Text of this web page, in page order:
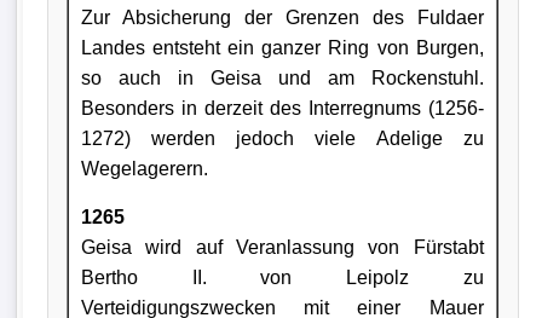
Zur Absicherung der Grenzen des Fuldaer
Landes entsteht ein ganzer Ring von Burgen,
so auch in Geisa und am Rockenstuhl.
Besonders in derzeit des Interregnums (1256-
1272) werden je­doch viele Adelige zu
Wegelagerern.
1265
Geisa wird auf Veranlassung von Fürstabt
Bertho II. von Leipolz zu
Verteidigungszwecken mit einer Mauer